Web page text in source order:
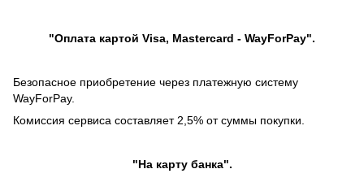
"Оплата картой Visa, Mastercard - WayForPay".
Безопасное приобретение через платежную систему
WayForPay.
Комиссия сервиса составляет 2,5% от суммы покупки.
"На карту банка".